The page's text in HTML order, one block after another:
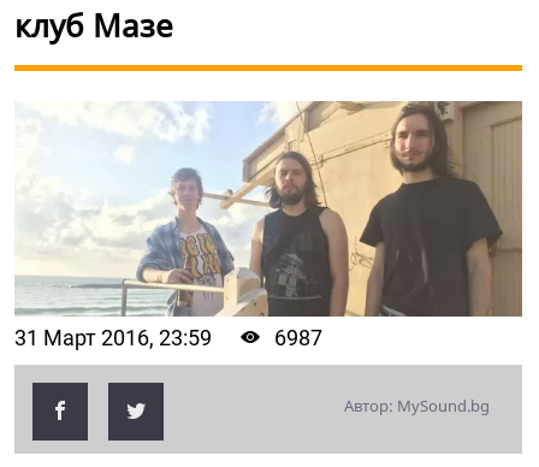
клуб Мазе
31 Март 2016, 23:59 6987
Автор: MySound.bg